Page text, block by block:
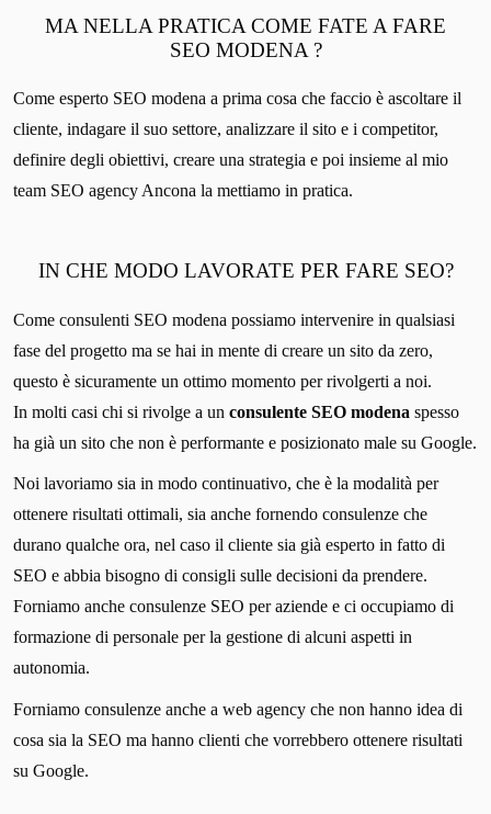
MA NELLA PRATICA COME FATE A FARE
SEO MODENA ?
Come esperto SEO modena a prima cosa che faccio è ascoltare il
cliente, indagare il suo settore, analizzare il sito e i competitor,
definire degli obiettivi, creare una strategia e poi insieme al mio
team SEO agency Ancona la mettiamo in pratica.
IN CHE MODO LAVORATE PER FARE SEO?
Come consulenti SEO modena possiamo intervenire in qualsiasi
fase del progetto ma se hai in mente di creare un sito da zero,
questo è sicuramente un ottimo momento per rivolgerti a noi.
In molti casi chi si rivolge a un consulente SEO modena spesso
ha già un sito che non è performante e posizionato male su Google.
Noi lavoriamo sia in modo continuativo, che è la modalità per
ottenere risultati ottimali, sia anche fornendo consulenze che
durano qualche ora, nel caso il cliente sia già esperto in fatto di
SEO e abbia bisogno di consigli sulle decisioni da prendere.
Forniamo anche consulenze SEO per aziende e ci occupiamo di
formazione di personale per la gestione di alcuni aspetti in
autonomia.
Forniamo consulenze anche a web agency che non hanno idea di
cosa sia la SEO ma hanno clienti che vorrebbero ottenere risultati
su Google.